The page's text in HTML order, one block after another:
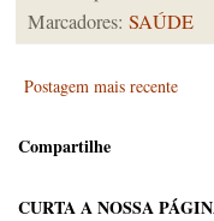
Marcadores: SAÚDE
Postagem mais recente
Compartilhe
CURTA A NOSSA